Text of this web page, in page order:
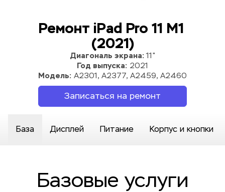
Ремонт iPad Pro 11 M1
(2021)
Диагональ экрана: 11"
Год выпуска: 2021
Модель: A2301, A2377, A2459, A2460
Записаться на ремонт
База Дисплей Питание Корпус и кнопки
Базовые услуги